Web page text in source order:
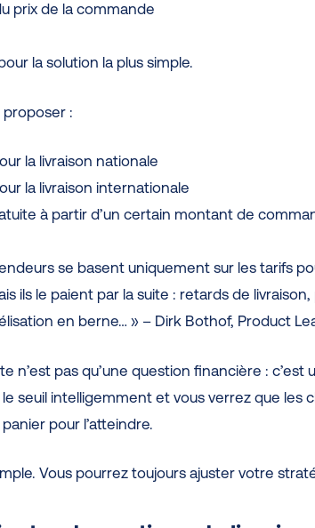
prix de la commande
la solution la plus simple.
:
la livraison nationale
la livraison internationale
à partir d’un certain montant de
se basent uniquement sur les tarifs
ils le paient par la suite : retards de livraison,
en berne… » – Dirk Bothof, Product
n’est pas qu’une question financière : c’est
le seuil intelligemment et vous verrez que les
pour l’atteindre.
Vous pourrez toujours ajuster votre